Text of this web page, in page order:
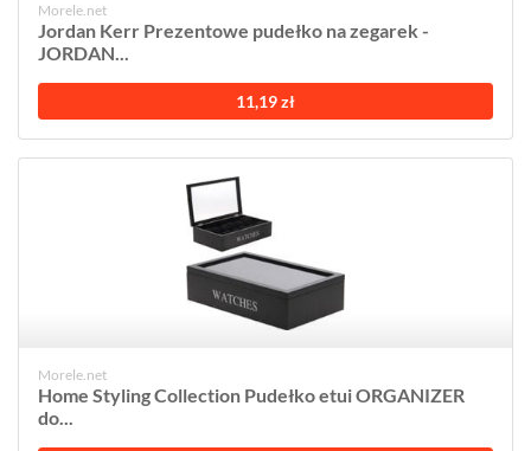
Morele.net
Jordan Kerr Prezentowe pudełko na zegarek -
JORDAN...
11,19 zł
Morele.net
Home Styling Collection Pudełko etui ORGANIZER
do...